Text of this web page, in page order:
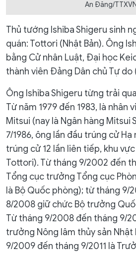
An Đăng/TTXVN
Thủ tướng Ishiba Shigeru sinh
quán: Tottori (Nhật Bản). Ông
bằng Cử nhân Luật, Đại học
thành viên Đảng Dân chủ Tự do
Ông Ishiba Shigeru từng trải
Từ năm 1979 đến 1983, là nhân
Mitsui (nay là Ngân hàng Mitsui
7/1986, ông lần đầu trúng cử Hạ
trúng cử 12 lần liên tiếp, khu
Tottori). Từ tháng 9/2002 đến
Tổng cục trưởng Tổng cục
là Bộ Quốc phòng); từ tháng 9/
8/2008 giữ chức Bộ trưởng
Từ tháng 9/2008 đến tháng 9/
trưởng Nông lâm thủy sản Nhật
9/2009 đến tháng 9/2011 là